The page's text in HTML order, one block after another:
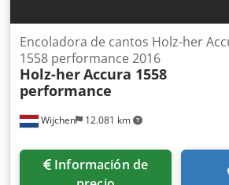
Wijchen 12.081 km
Encoladora de cantos Holz-her
1558 performance 2016
Holz-herAccura 1558
performance
Información de